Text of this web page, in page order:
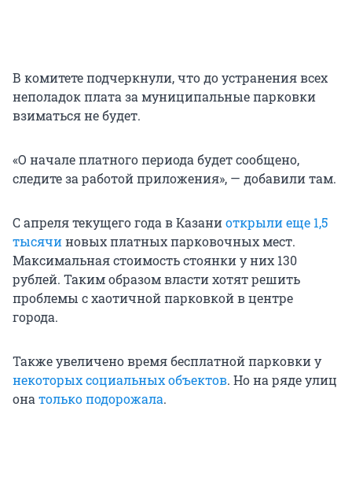
В комитете подчеркнули, что до устранения всех
неполадок плата за муниципальные парковки
взиматься не будет.
«О начале платного периода будет сообщено,
следите за работой приложения», — добавили там.
С апреля текущего года в Казаниоткрыли еще 1,5
тысячиновых платных парковочных мест.
Максимальная стоимость стоянки у них 130
рублей. Таким образом власти хотят решить
проблемы с хаотичной парковкой в центре
города.
Также увеличено время бесплатной парковки у
некоторых социальных объектов. Но на ряде улиц
онатолько подорожала.